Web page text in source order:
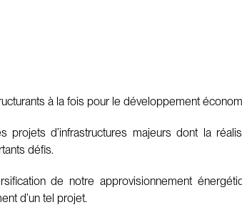
à la fois pour le développement
projets d’infrastructures majeurs dont la
défis.
de notre approvisionnement
d’un tel projet.